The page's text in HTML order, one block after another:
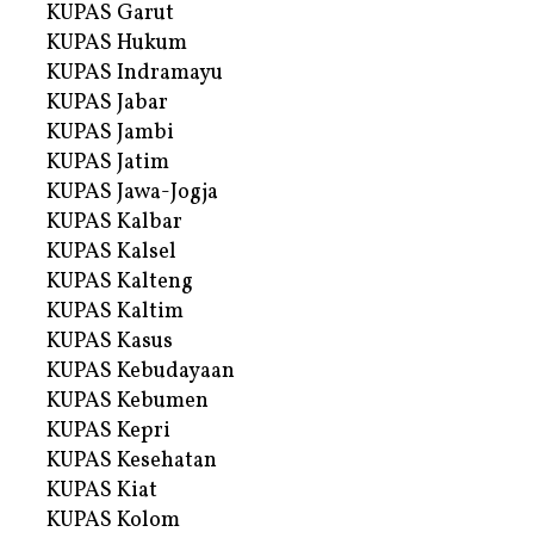
KUPAS Garut
KUPAS Hukum
KUPAS Indramayu
KUPAS Jabar
KUPAS Jambi
KUPAS Jatim
KUPAS Jawa-Jogja
KUPAS Kalbar
KUPAS Kalsel
KUPAS Kalteng
KUPAS Kaltim
KUPAS Kasus
KUPAS Kebudayaan
KUPAS Kebumen
KUPAS Kepri
KUPAS Kesehatan
KUPAS Kiat
KUPAS Kolom